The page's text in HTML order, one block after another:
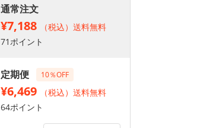
通常注文
¥7,188
（税込）送料無料
71ポイント
定期便 10％OFF
¥6,469
（税込）送料無料
64ポイント